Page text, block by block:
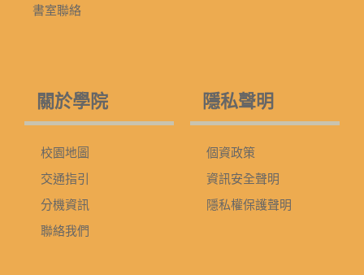
書室聯絡
關於學院
校園地圖
交通指引
分機資訊
聯絡我們
隱私聲明
個資政策
資訊安全聲明
隱私權保護聲明